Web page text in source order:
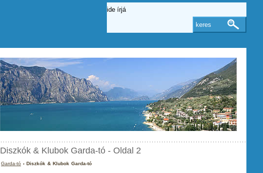
Diszkók & Klubok Garda-tó - Oldal 2
Garda-tó › Diszkók & Klubok Garda-tó
keres